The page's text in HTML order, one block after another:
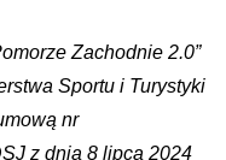
Zachodnie 2.0”
Sportu i Turystyki
nr
z dnia 8 lipca 2024